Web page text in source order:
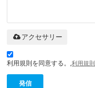
アクセサリー
利用規則を同意する。,利用規則
発信